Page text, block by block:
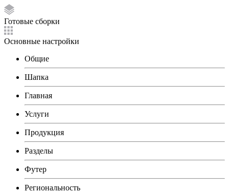
Готовые сборки
Основные настройки
Общие
Шапка
Главная
Услуги
Продукция
Разделы
Футер
Региональность